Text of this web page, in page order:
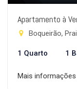
Apartamento à
Boqueirão,
1 Quarto 1
Mais informações